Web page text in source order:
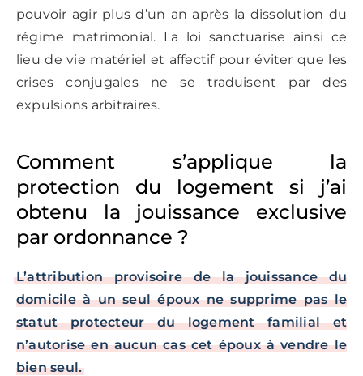
pouvoir agir plus d’un an après la dissolution du
régime matrimonial. La loi sanctuarise ainsi ce
lieu de vie matériel et affectif pour éviter que les
crises conjugales ne se traduisent par des
expulsions arbitraires.
Comment s’applique la
protection du logement si j’ai
obtenu la jouissance exclusive
par ordonnance ?
L’attribution provisoire de la jouissance du
domicile à un seul époux ne supprime pas le
statut protecteur du logement familial et
n’autorise en aucun cas cet époux à vendre le
bien seul.